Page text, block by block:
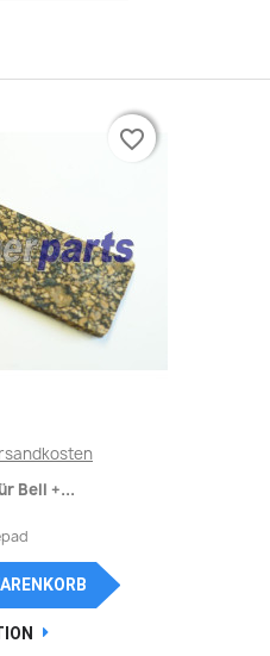
Bell +...
favorite_border
favorite_border